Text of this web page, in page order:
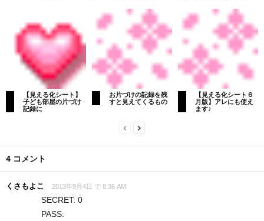
【見える化シート】
子ども部屋の片づけ
記録に
お片づけの記録を残
すと見えてくるもの
【見える化シート６
月版】アレにも使え
ます♪
4 コメント
くさもよこ 2013年9月4日 で 8:36 AM
SECRET: 0
PASS: